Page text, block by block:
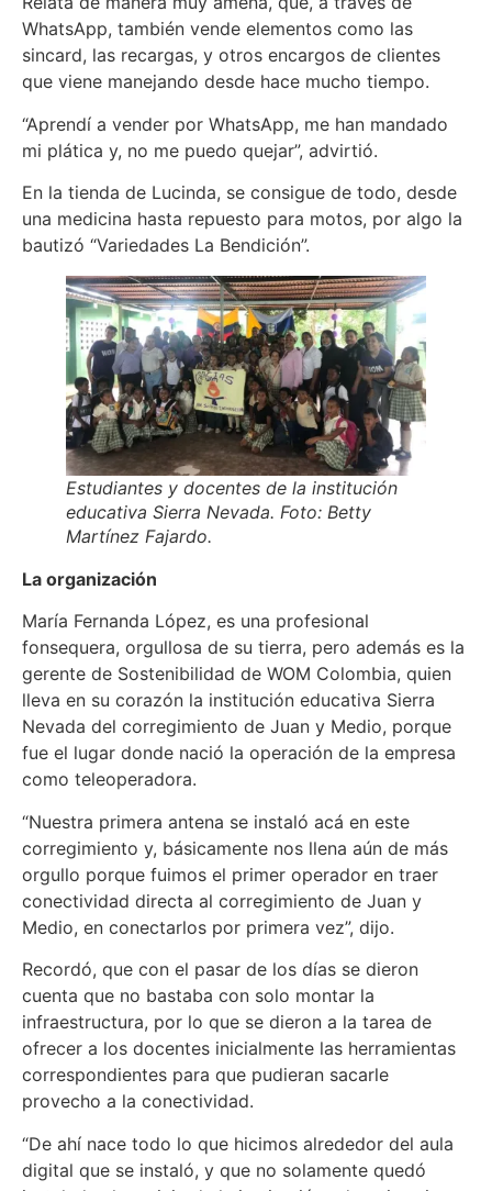
WhatsApp, también vende elementos como las
sincard, las recargas, y otros encargos de clientes
que viene manejando desde hace mucho tiempo.
“Aprendí a vender por WhatsApp, me han mandado
mi plática y, no me puedo quejar”, advirtió.
En la tienda de Lucinda, se consigue de todo, desde
una medicina hasta repuesto para motos, por algo la
bautizó “Variedades La Bendición”.
Estudiantes y docentes de la institución
educativa Sierra Nevada. Foto: Betty
Martínez Fajardo.
La organización
María Fernanda López, es una profesional
fonsequera, orgullosa de su tierra, pero además es la
gerente de Sostenibilidad de WOM Colombia, quien
lleva en su corazón la institución educativa Sierra
Nevada del corregimiento de Juan y Medio, porque
fue el lugar donde nació la operación de la empresa
como teleoperadora.
“Nuestra primera antena se instaló acá en este
corregimiento y, básicamente nos llena aún de más
orgullo porque fuimos el primer operador en traer
conectividad directa al corregimiento de Juan y
Medio, en conectarlos por primera vez”, dijo.
Recordó, que con el pasar de los días se dieron
cuenta que no bastaba con solo montar la
infraestructura, por lo que se dieron a la tarea de
ofrecer a los docentes inicialmente las herramientas
correspondientes para que pudieran sacarle
provecho a la conectividad.
“De ahí nace todo lo que hicimos alrededor del aula
digital que se instaló, y que no solamente quedó